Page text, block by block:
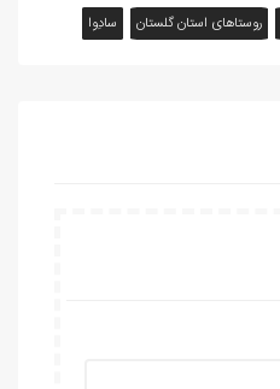
روستاهای استان گلستان سادِوا